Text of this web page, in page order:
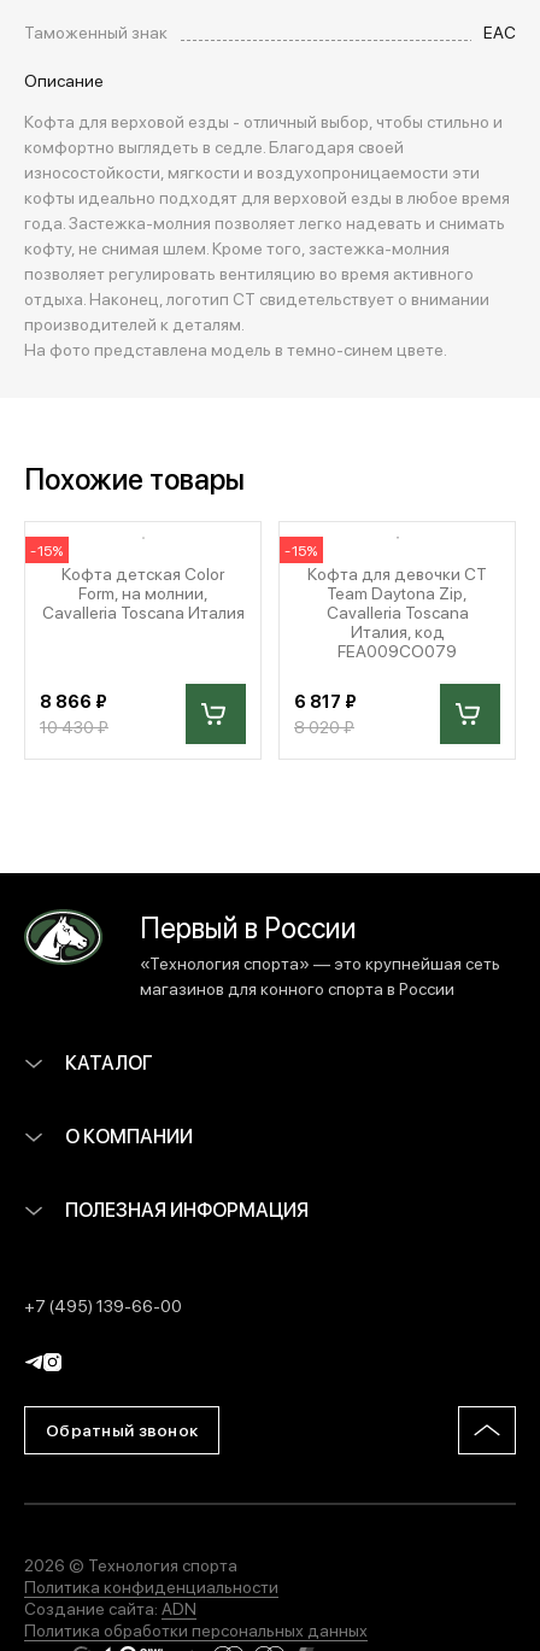
Таможенный знак
EAC
Описание
Кофта для верховой езды - отличный выбор, чтобы стильно и
комфортно выглядеть в седле. Благодаря своей
износостойкости, мягкости и воздухопроницаемости эти
кофты идеально подходят для верховой езды в любое время
года. Застежка-молния позволяет легко надевать и снимать
кофту, не снимая шлем. Кроме того, застежка-молния
позволяет регулировать вентиляцию во время активного
отдыха. Наконец, логотип CT свидетельствует о внимании
производителей к деталям.
На фото представлена модель в темно-синем цвете.
Похожие товары
-15%
Кофта детская Color
Form, на молнии,
Cavalleria Toscana Италия
8 866 ₽
10 430 ₽
-15%
Кофта для девочки CT
Team Daytona Zip,
Cavalleria Toscana
Италия, код
FEA009CO079
6 817 ₽
8 020 ₽
Первый в России
«Технология спорта» — это крупнейшая сеть
магазинов для конного спорта в России
КАТАЛОГ
О КОМПАНИИ
ПОЛЕЗНАЯ ИНФОРМАЦИЯ
+7 (495) 139-66-00
Обратный звонок
2026 © Технология спорта
Политика конфиденциальности
Создание сайта: ADN
Политика обработки персональных данных